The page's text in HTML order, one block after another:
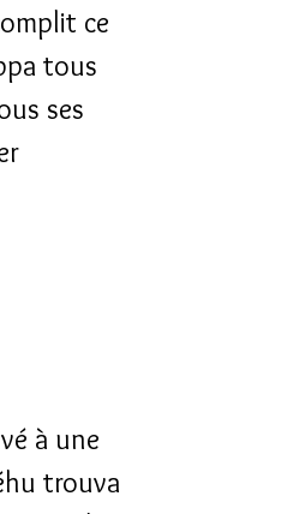
ce
tous
ses
à une
trouva